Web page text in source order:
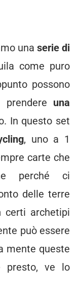
una serie di
come puro
possono
una
In questo set
, uno a 1
carte che
perché ci
delle terre
certi archetipi
può essere
mente queste
presto, ve lo